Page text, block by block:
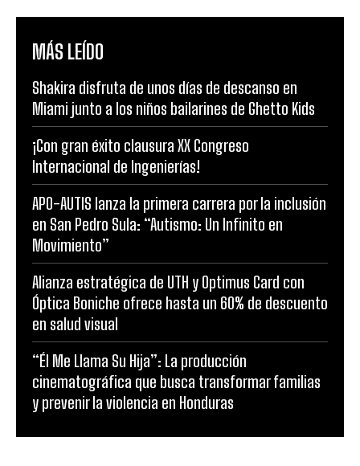
MÁS LEÍDO
Shakira disfruta de unos días de descanso en
Miami junto a los niños bailarines de Ghetto Kids
¡Con gran éxito clausura XX Congreso
Internacional de Ingenierías!
APO-AUTIS lanza la primera carrera por la inclusión
en San Pedro Sula: “Autismo: Un Infinito en
Movimiento”
Alianza estratégica de UTH y Optimus Card con
Óptica Boniche ofrece hasta un 60% de descuento
en salud visual
“Él Me Llama Su Hija”: La producción
cinematográfica que busca transformar familias
y prevenir la violencia en Honduras